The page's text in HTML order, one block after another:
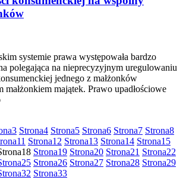
systemie prawa występowała bardzo
polegająca na nieprecyzyjnym uregulowaniu
jednego z małżonków
majątek. Prawo upadłościowe
3 Strona4 Strona5 Strona6 Strona7 Strona8
11 Strona12 Strona13 Strona14 Strona15
18 Strona19 Strona20 Strona21 Strona22
25 Strona26 Strona27 Strona28 Strona29
32 Strona33